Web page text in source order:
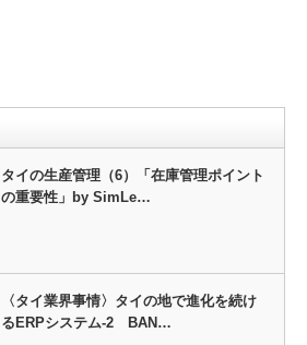
タイの生産管理（6）「在庫管理ポイント
の重要性」by SimLe…
〈タイ業界事情〉タイの地で進化を続け
るERPシステム-2 BAN…